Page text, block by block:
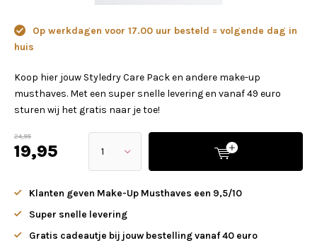
Op werkdagen voor 17.00 uur besteld = volgende dag in
huis
Koop hier jouw Styledry Care Pack en andere make-up
musthaves. Met een super snelle levering en vanaf 49 euro
sturen wij het gratis naar je toe!
24,95
19,95
Klanten geven Make-Up Musthaves een 9,5/10
Super snelle levering
Gratis cadeautje bij jouw bestelling vanaf 40 euro